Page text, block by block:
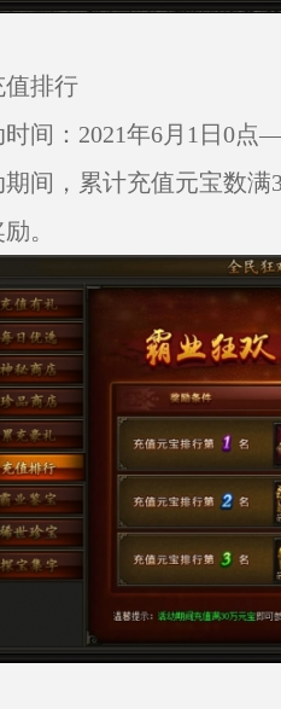
值排行
时间：2021年6月1日0点
期间，累计充值元宝数
。